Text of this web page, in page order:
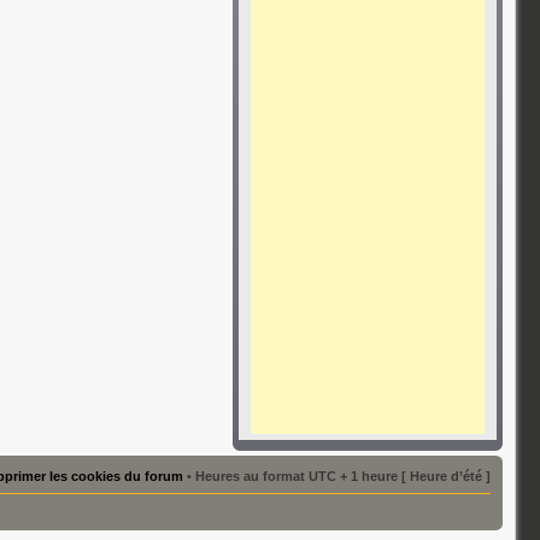
les cookies du forum • Heures au format UTC + 1 heure [ Heure d’été ]